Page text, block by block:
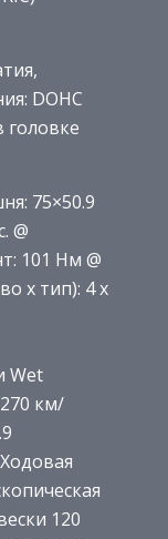
DOHC
головке
75×50.9
@
101 Нм @
x тип): 4 x
Wet
км/
120